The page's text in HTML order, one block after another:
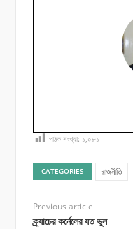
পাঠক সংখ্যা: ১,০৮১
CATEGORIES রাজনীতি
Previous article
ক্র্যাচের কর্নেলের যত ভুল